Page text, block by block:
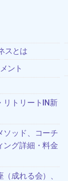
スとは
ント
リトリートIN新
ソッド、コーチ
ング詳細・料金
成れる会）、